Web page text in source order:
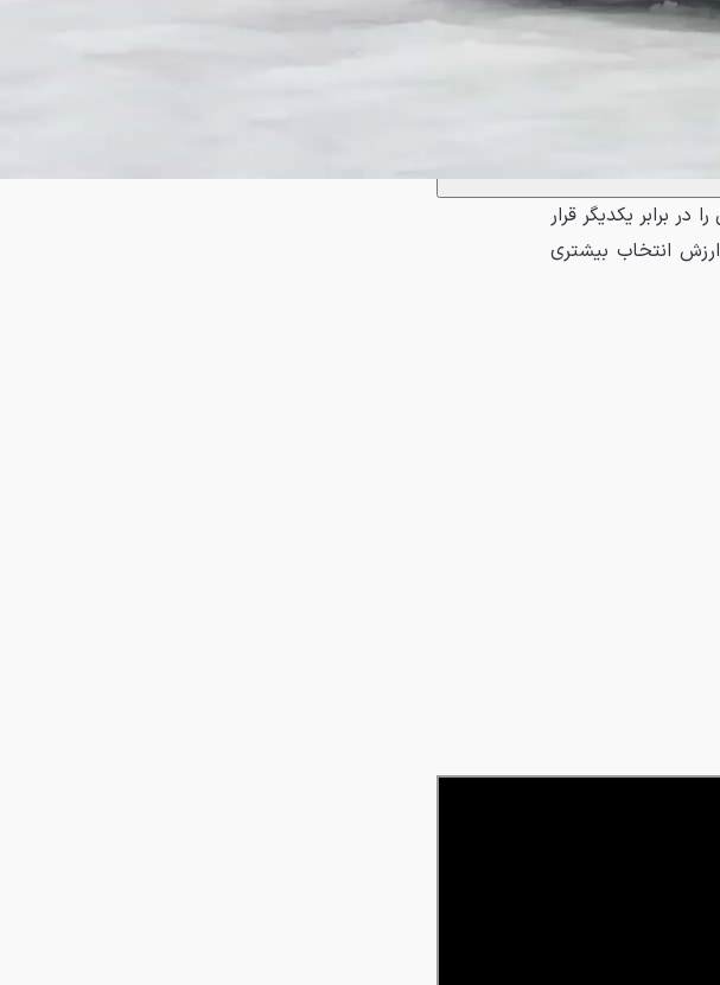
برابر یکدیگر قرار
انتخاب بیشتری